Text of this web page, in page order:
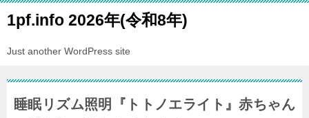
1pf.info 2026年(令和8年)
Just another WordPress site
睡眠リズム照明『トトノエライト』赤ちゃん